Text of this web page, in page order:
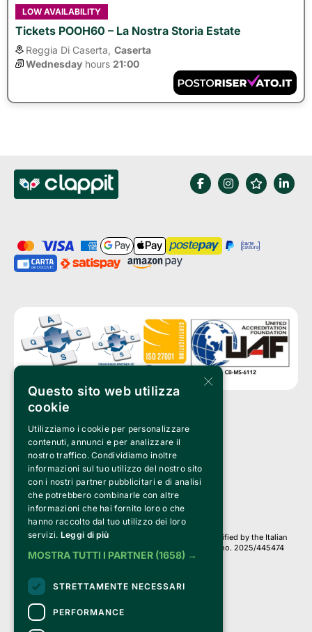
LOW AVAILABILITY
Tickets POOH60 – La Nostra Storia Estate
Reggia Di Caserta, Caserta
Wednesday hours 21:00
Clappit is a trademark of:
Bemils Srl
a Socio Unico
Via Fosse Ardeatine, 4 -20092 Cinisello Balsamo (MI)
PI 05589050961
Iscr. C.C.I.A.A. Milano R.E.A. 1833471
© 2010-2025 Bemils Srl - All rights reserved
Credits:
Clappit is based on the Belive 6.2 ticketing platform, certified by the Italian
Revenue Agency (Agenzia delle Entrate) under protocol no. 2025/445474
dated November 6, 2025.
On Clappit your purchases and your data
they are secure and protected by an SSL certificate
with 128-bit encryption.
×
Questo sito web utilizza
cookie
Utilizziamo i cookie per personalizzare
contenuti, annunci e per analizzare il
nostro traffico. Condividiamo inoltre
informazioni sul tuo utilizzo del nostro sito
con i nostri partner pubblicitari e di analisi
che potrebbero combinarle con altre
informazioni che hai fornito loro o che
hanno raccolto dal tuo utilizzo dei loro
servizi. Leggi di più
MOSTRA TUTTI I PARTNER (1658) →
STRETTAMENTE NECESSARI
PERFORMANCE